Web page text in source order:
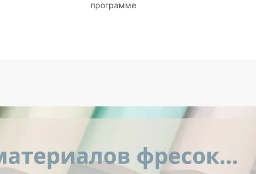
программе